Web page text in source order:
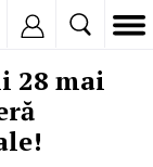
28 mai